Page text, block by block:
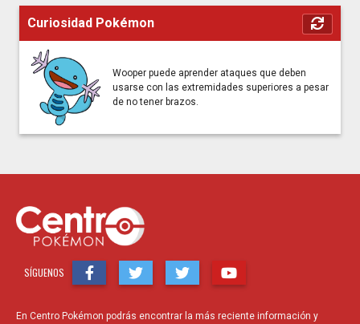
Curiosidad Pokémon
Wooper puede aprender ataques que deben
usarse con las extremidades superiores a pesar
de no tener brazos.
SÍGUENOS
En Centro Pokémon podrás encontrar la más reciente información y